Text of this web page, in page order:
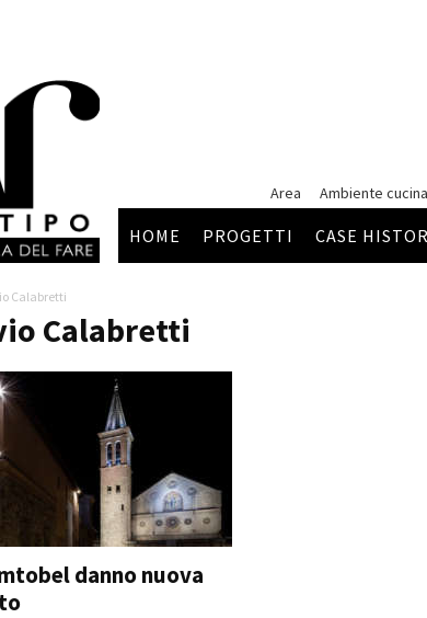
Area
Ambiente cucina
HOME PROGETTI CASE
Calabretti
Calabretti
danno nuova